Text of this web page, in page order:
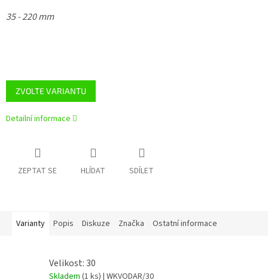
ZVOLTE VARIANTU
35 - 220 mm
Detailní informace
ZEPTAT SE HLÍDAT SDÍLET
Varianty Popis Diskuze Značka Ostatní informace
Velikost: 30
Skladem (1 ks) | WKVODAR/30